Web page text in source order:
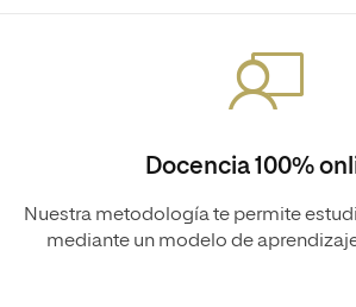
Docencia 100%
Nuestra metodología te permite
mediante un modelo de